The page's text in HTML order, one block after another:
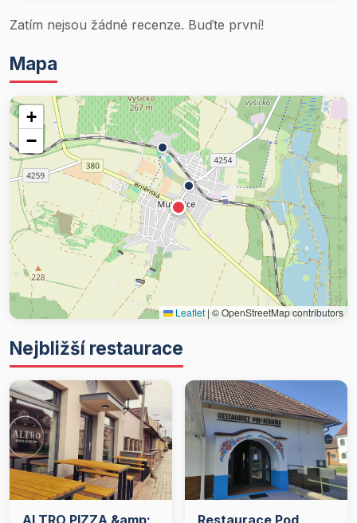
Zatím nejsou žádné recenze. Buďte první!
Mapa
+
−
Leaflet |© OpenStreetMap contributors
Nejbližší restaurace